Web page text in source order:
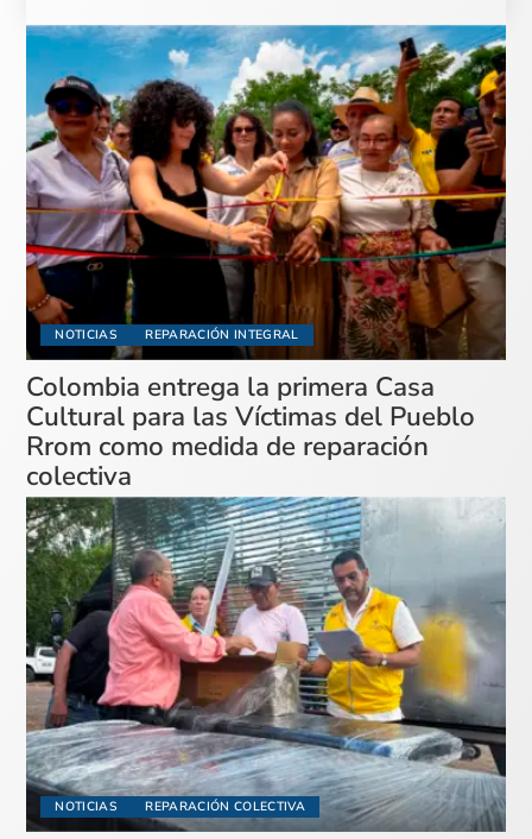
NOTICIAS REPARACIÓN INTEGRAL
Colombia entrega la primera Casa
Cultural para las Víctimas del Pueblo
Rrom como medida de reparación
colectiva
NOTICIAS REPARACIÓN COLECTIVA